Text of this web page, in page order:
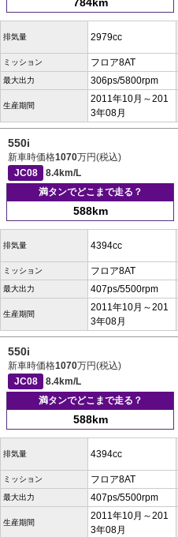
784km
排気量 2979cc
ミッション フロア8AT
最大出力 306ps/5800rpm
生産期間
2011年10月～201
3年08月
550i
新車時価格1070万円(税込)
JC08
8.4km/L
満タンでどこまで走る？
588km
排気量 4394cc
ミッション フロア8AT
最大出力 407ps/5500rpm
生産期間
2011年10月～201
3年08月
550i
新車時価格1070万円(税込)
JC08
8.4km/L
満タンでどこまで走る？
588km
排気量 4394cc
ミッション フロア8AT
最大出力 407ps/5500rpm
生産期間
2011年10月～201
3年08月